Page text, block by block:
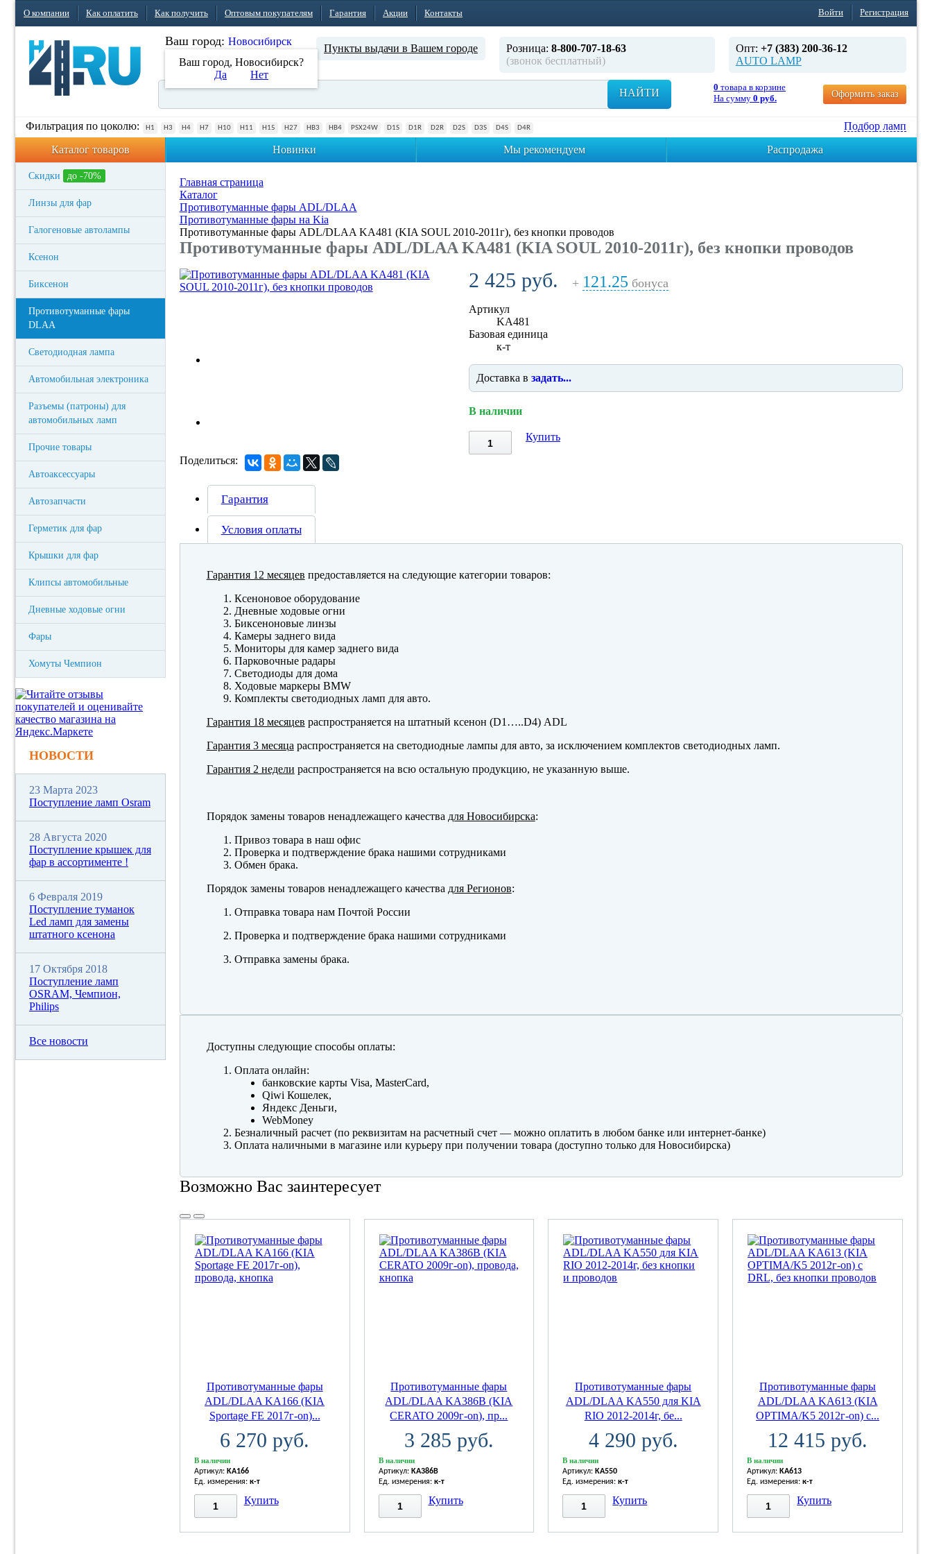
О компании Как оплатить Как получить Оптовым покупателям Гарантия Акции Контакты Войти Регистрация
Ваш город: Новосибирск
Ваш город, Новосибирск?
Да
Нет
Пункты выдачи в Вашем городе Розница: 8-800-707-18-63
(звонок бесплатный)
Опт: +7 (383) 200-36-12
AUTO LAMP
НАЙТИ 0 товара в корзине
На сумму 0 руб. Оформить заказ
Фильтрация по цоколю: H1 H3 H4 H7 H10 H11 H15 H27 HB3 HB4 PSX24W D1S D1R D2R D2S D3S D4S D4R
Подбор ламп
Каталог товаров
Новинки Мы рекомендуем Распродажа
Скидки до -70%
Линзы для фар
Галогеновые автолампы
Ксенон
Биксенон
Противотуманные фары
DLAA
Светодиодная лампа
Автомобильная электроника
Разъемы (патроны) для
автомобильных ламп
Прочие товары
Автоаксессуары
Автозапчасти
Герметик для фар
Крышки для фар
Клипсы автомобильные
Дневные ходовые огни
Фары
Хомуты Чемпион
Главная страница
Каталог
Противотуманные фары ADL/DLAA
Противотуманные фары на Kia
Противотуманные фары ADL/DLAA KA481 (KIA SOUL 2010-2011г), без кнопки проводов
Противотуманные фары ADL/DLAA KA481 (KIA SOUL 2010-2011г), без кнопки проводов
2 425 руб. + 121.25 бонуса
Артикул
KA481
Базовая единица
к-т
Доставка в задать...
В наличии
Купить
Поделиться:
Гарантия
Условия оплаты
Гарантия 12 месяцев предоставляется на следующие категории товаров:
Ксеноновое оборудование
Дневные ходовые огни
Биксеноновые линзы
Камеры заднего вида
Мониторы для камер заднего вида
Парковочные радары
Светодиоды для дома
Ходовые маркеры BMW
Комплекты светодиодных ламп для авто.
Гарантия 18 месяцев распространяется на штатный ксенон (D1…..D4) ADL
Гарантия 3 месяца распространяется на светодиодные лампы для авто, за исключением комплектов светодиодных ламп.
Гарантия 2 недели распространяется на всю остальную продукцию, не указанную выше.
Порядок замены товаров ненадлежащего качества для Новосибирска:
Привоз товара в наш офис
Проверка и подтверждение брака нашими сотрудниками
Обмен брака.
Порядок замены товаров ненадлежащего качества для Регионов:
Отправка товара нам Почтой России
Проверка и подтверждение брака нашими сотрудниками
Отправка замены брака.
Доступны следующие способы оплаты:
Оплата онлайн:
банковские карты Visa, MasterCard,
Qiwi Кошелек,
Яндекс Деньги,
WebMoney
Безналичный расчет (по реквизитам на расчетный счет — можно оплатить в любом банке или интернет-банке)
Оплата наличными в магазине или курьеру при получении товара (доступно только для Новосибирска)
Возможно Вас заинтересует
Противотуманные фары
ADL/DLAA KA166 (KIA
Sportage FE 2017г-on)...
6 270 руб.
В наличии
Артикул: KA166
Ед. измерения: к-т
Купить
Противотуманные фары
ADL/DLAA KA386B (KIA
CERATO 2009г-on), пр...
3 285 руб.
В наличии
Артикул: KA386B
Ед. измерения: к-т
Купить
Противотуманные фары
ADL/DLAA KA550 для KIA
RIO 2012-2014г, бе...
4 290 руб.
В наличии
Артикул: KA550
Ед. измерения:к-т
Купить
Противотуманные фары
ADL/DLAA KA613 (KIA
OPTIMA/K5 2012г-on) с...
12 415 руб.
В наличии
Артикул: KA613
Ед. измерения:к-т
Купить
НОВОСТИ
23 Марта 2023
Поступление ламп Osram
28 Августа 2020
Поступление крышек для
фар в ассортименте !
6 Февраля 2019
Поступление туманок
Led ламп для замены
штатного ксенона
17 Октября 2018
Поступление ламп
OSRAM, Чемпион,
Philips
Все новости